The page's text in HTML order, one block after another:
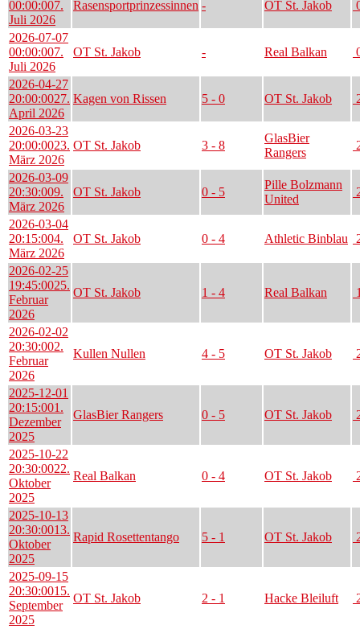
00:00:007.
Juli 2026
Rasensportprinzessinnen - OT St. Jakob
2026-07-07
00:00:007.
Juli 2026
OT St. Jakob - Real Balkan
2026-04-27
20:00:0027.
April 2026
Kagen von Rissen 5 - 0 OT St. Jakob
2026-03-23
20:00:0023.
März 2026
OT St. Jakob 3 - 8
GlasBier
Rangers
2026-03-09
20:30:009.
März 2026
OT St. Jakob 0 - 5
Pille Bolzmann
United
2026-03-04
20:15:004.
März 2026
OT St. Jakob 0 - 4 Athletic Binblau
2026-02-25
19:45:0025.
Februar
2026
OT St. Jakob 1 - 4 Real Balkan
2026-02-02
20:30:002.
Februar
2026
Kullen Nullen 4 - 5 OT St. Jakob
2025-12-01
20:15:001.
Dezember
2025
GlasBier Rangers 0 - 5 OT St. Jakob
2025-10-22
20:30:0022.
Oktober
2025
Real Balkan 0 - 4 OT St. Jakob
2025-10-13
20:30:0013.
Oktober
2025
Rapid Rosettentango 5 - 1 OT St. Jakob
2025-09-15
20:30:0015.
September
2025
OT St. Jakob 2 - 1 Hacke Bleiluft